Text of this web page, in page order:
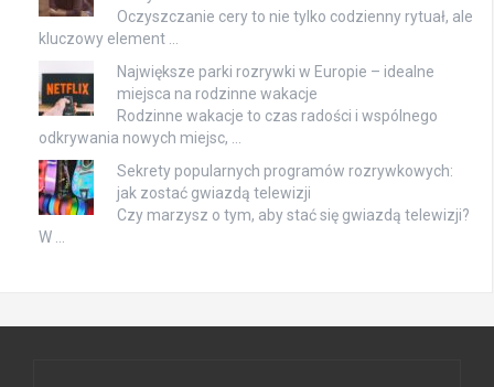
Oczyszczanie cery to nie tylko codzienny rytuał, ale
kluczowy element …
Największe parki rozrywki w Europie – idealne
miejsca na rodzinne wakacje
Rodzinne wakacje to czas radości i wspólnego
odkrywania nowych miejsc, …
Sekrety popularnych programów rozrywkowych:
jak zostać gwiazdą telewizji
Czy marzysz o tym, aby stać się gwiazdą telewizji?
W …